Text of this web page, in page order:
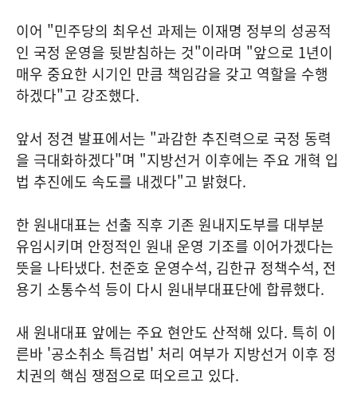
이어 "민주당의 최우선 과제는 이재명 정부의 성공적
인 국정 운영을 뒷받침하는 것"이라며 "앞으로 1년이
매우 중요한 시기인 만큼 책임감을 갖고 역할을 수행
하겠다"고 강조했다.
앞서 정견 발표에서는 "과감한 추진력으로 국정 동력
을 극대화하겠다"며 "지방선거 이후에는 주요 개혁 입
법 추진에도 속도를 내겠다"고 밝혔다.
한 원내대표는 선출 직후 기존 원내지도부를 대부분
유임시키며 안정적인 원내 운영 기조를 이어가겠다는
뜻을 나타냈다. 천준호 운영수석, 김한규 정책수석, 전
용기 소통수석 등이 다시 원내부대표단에 합류했다.
새 원내대표 앞에는 주요 현안도 산적해 있다. 특히 이
른바 '공소취소 특검법' 처리 여부가 지방선거 이후 정
치권의 핵심 쟁점으로 떠오르고 있다.